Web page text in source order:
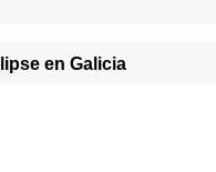
en Galicia